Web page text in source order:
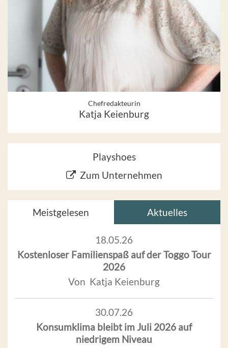
Chefredakteurin
Katja Keienburg
Playshoes
Zum Unternehmen
Meistgelesen Aktuelles
18.05.26
Kostenloser Familienspaß auf der Toggo Tour
2026
Von Katja Keienburg
30.07.26
Konsumklima bleibt im Juli 2026 auf
niedrigem Niveau